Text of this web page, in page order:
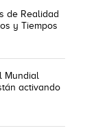
de Realidad
y Tiempos
Mundial
activando